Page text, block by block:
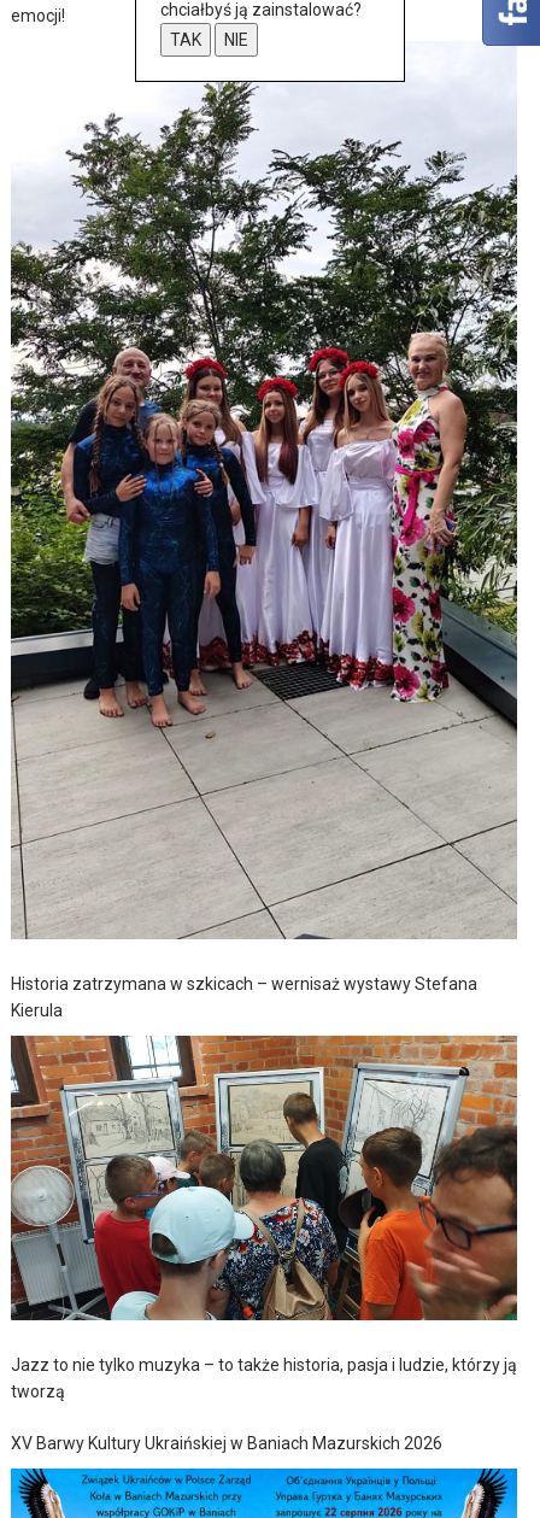
emocji!
Historia zatrzymana w szkicach – wernisaż wystawy Stefana
Kierula
Jazz to nie tylko muzyka – to także historia, pasja i ludzie, którzy ją
tworzą
XV Barwy Kultury Ukraińskiej w Baniach Mazurskich 2026
chciałbyś ją zainstalować?
TAK
NIE